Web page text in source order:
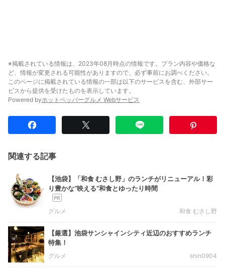
※掲載されている情報は、2023年08月時点の情報です。プラン内容や価格な
ど、情報が変更される可能性がありますので、必ず事前にお調べください。
このページに掲載されている情報の一部は以下のサービスを含む、外部サー
ビスから提供を受けたものを表示しています。
Powered byホットペッパーグルメ Webサービス
関連する記事
【池袋】「和食 むさし野」のランチがリニューアル！彩
り豊かな“映える”和食とゆったり時間
グルメ 和食 むさし野
【厳選】池袋サンシャインシティ近辺のおすすめランチ
特集！
グルメ shin0904